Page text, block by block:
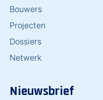
Bouwers
Projecten
Dossiers
Netwerk
Nieuwsbrief